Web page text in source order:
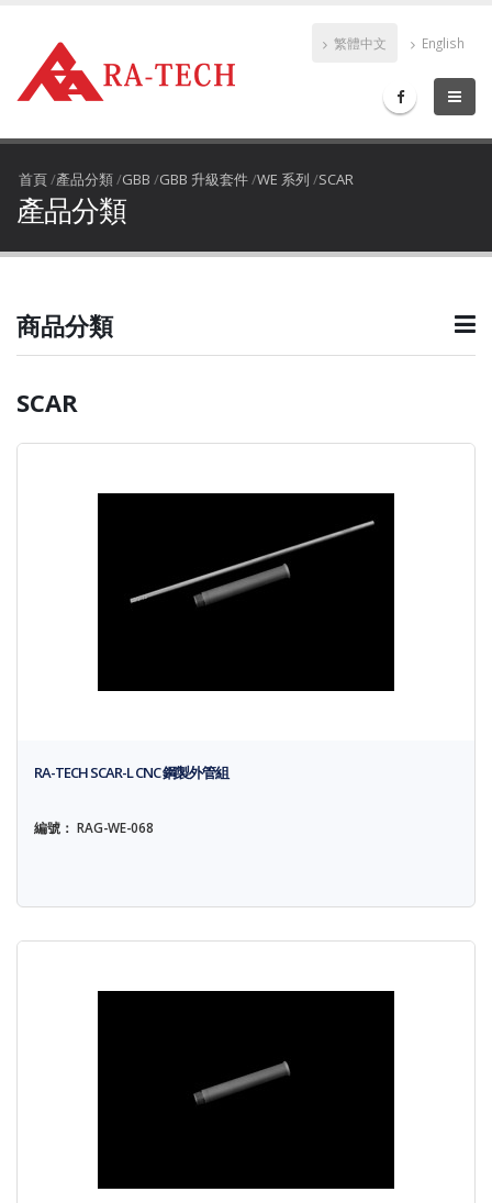
繁體中文 English
首頁/產品分類/GBB /GBB 升級套件/WE 系列 /SCAR
產品分類
商品分類
SCAR
RA-TECH SCAR-L CNC 鋼製外管組
編號： RAG-WE-068